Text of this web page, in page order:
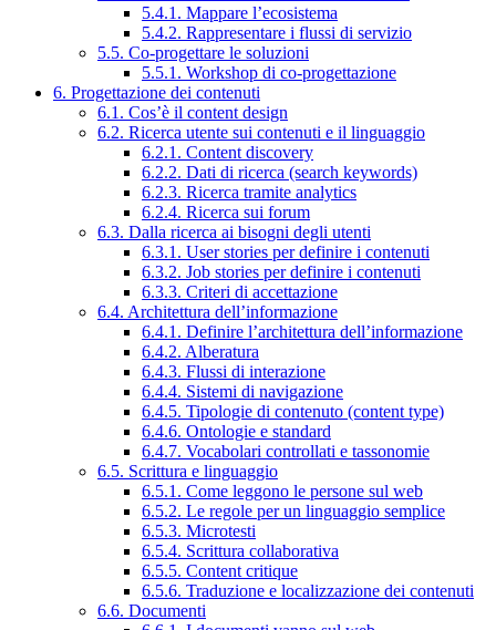
5.4.1. Mappare l’ecosistema
5.4.2. Rappresentare i flussi di servizio
5.5. Co-progettare le soluzioni
5.5.1. Workshop di co-progettazione
6. Progettazione dei contenuti
6.1. Cos’è il content design
6.2. Ricerca utente sui contenuti e il linguaggio
6.2.1. Content discovery
6.2.2. Dati di ricerca (search keywords)
6.2.3. Ricerca tramite analytics
6.2.4. Ricerca sui forum
6.3. Dalla ricerca ai bisogni degli utenti
6.3.1. User stories per definire i contenuti
6.3.2. Job stories per definire i contenuti
6.3.3. Criteri di accettazione
6.4. Architettura dell’informazione
6.4.1. Definire l’architettura dell’informazione
6.4.2. Alberatura
6.4.3. Flussi di interazione
6.4.4. Sistemi di navigazione
6.4.5. Tipologie di contenuto (content type)
6.4.6. Ontologie e standard
6.4.7. Vocabolari controllati e tassonomie
6.5. Scrittura e linguaggio
6.5.1. Come leggono le persone sul web
6.5.2. Le regole per un linguaggio semplice
6.5.3. Microtesti
6.5.4. Scrittura collaborativa
6.5.5. Content critique
6.5.6. Traduzione e localizzazione dei contenuti
6.6. Documenti